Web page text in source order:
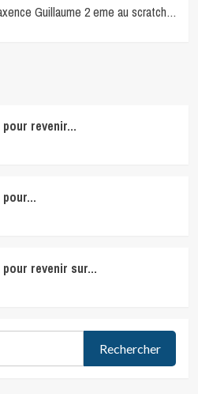
Guillaume 2 eme au scratch…
pour revenir…
pour…
pour revenir sur…